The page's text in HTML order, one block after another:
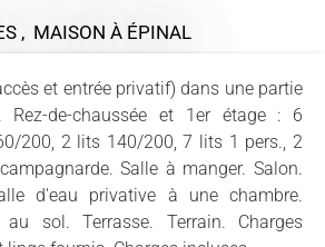
, MAISON À ÉPINAL
et entrée privatif) dans une partie
Rez-de-chaussée et 1er étage : 6
200, 2 lits 140/200, 7 lits 1 pers., 2
Salle à manger. Salon.
d'eau privative à une chambre.
au sol. Terrasse. Terrain. Charges